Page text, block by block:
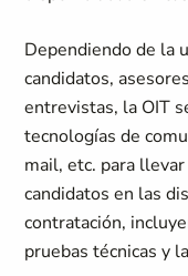
Dependiendo de la
candidatos,
entrevistas, la OIT
tecnologías de
mail, etc. para
candidatos en las
contratación,
pruebas técnicas y